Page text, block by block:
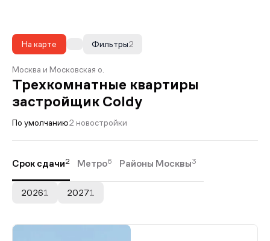
На карте 2
Фильтры
Москва и Московская о.
Трехкомнатные квартиры
застройщик Coldy
По умолчанию2 новостройки
Срок сдачи2 Метро6 Районы Москвы3
20261 20271